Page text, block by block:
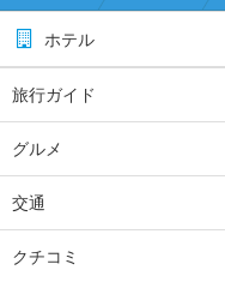
ホテル
旅行ガイド
グルメ
交通
クチコミ